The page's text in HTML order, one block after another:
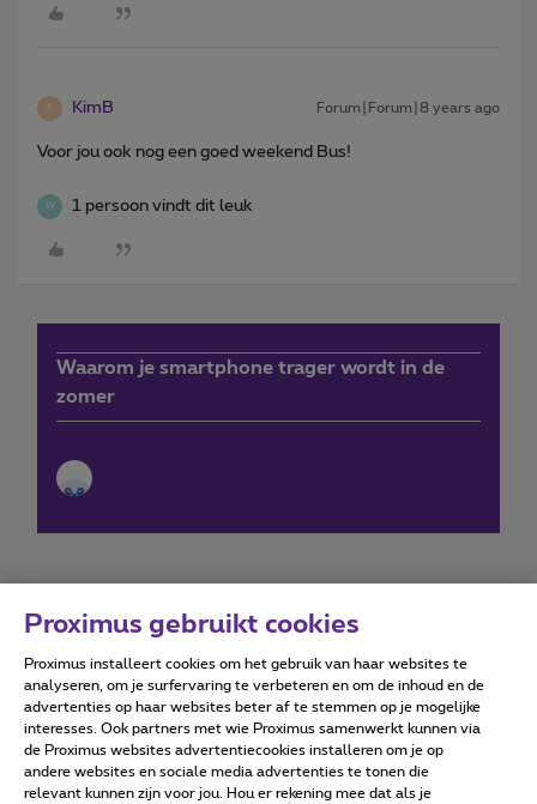
K KimB Forum|Forum|8 years ago
Voor jou ook nog een goed weekend Bus!
W 1 persoon vindt dit leuk
Waarom je smartphone trager wordt in de
zomer
Forumvoorwaarden Accessibility statement
Proximus gebruikt cookies
Proximus installeert cookies om het gebruik van haar websites te
analyseren, om je surfervaring te verbeteren en om de inhoud en de
advertenties op haar websites beter af te stemmen op je mogelijke
interesses. Ook partners met wie Proximus samenwerkt kunnen via
de Proximus websites advertentiecookies installeren om je op
andere websites en sociale media advertenties te tonen die
relevant kunnen zijn voor jou. Hou er rekening mee dat als je